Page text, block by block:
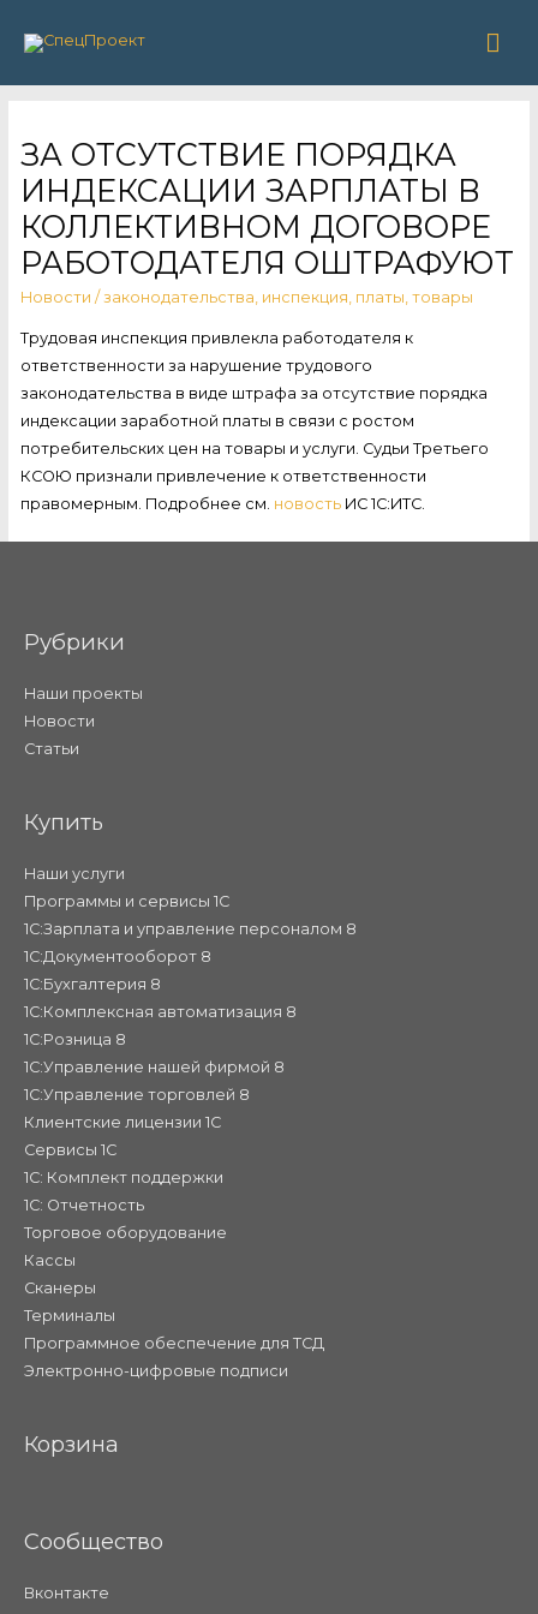
ЗА ОТСУТСТВИЕ ПОРЯДКА
ИНДЕКСАЦИИ ЗАРПЛАТЫ В
КОЛЛЕКТИВНОМ ДОГОВОРЕ
РАБОТОДАТЕЛЯ ОШТРАФУЮТ
Новости / законодательства инспекция платы товары
Трудовая инспекция привлекла работодателя к
ответственности за нарушение трудового
законодательства в виде штрафа за отсутствие порядка
индексации заработной платы в связи с ростом
потребительских цен на товары и услуги. Судьи Третьего
КСОЮ признали привлечение к ответственности
правомерным. Подробнее см. новостьИС 1С:ИТС.
Рубрики
Наши проекты
Новости
Статьи
Купить
Наши услуги
Программы и сервисы 1С
1С:Зарплата и управление персоналом 8
1С:Документооборот 8
1С:Бухгалтерия 8
1С:Комплексная автоматизация 8
1С:Розница 8
1С:Управление нашей фирмой 8
1С:Управление торговлей 8
Клиентские лицензии 1С
Сервисы 1С
1С: Комплект поддержки
1С: Отчетность
Торговое оборудование
Кассы
Сканеры
Терминалы
Программное обеспечение для ТСД
Электронно-цифровые подписи
Корзина
Сообщество
Вконтакте